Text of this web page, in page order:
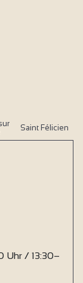
Saint Félicien
Uhr / 13:30–